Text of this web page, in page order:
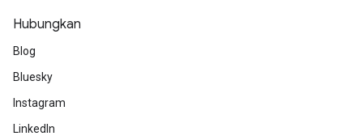
Hubungkan
Blog
Bluesky
Instagram
LinkedIn